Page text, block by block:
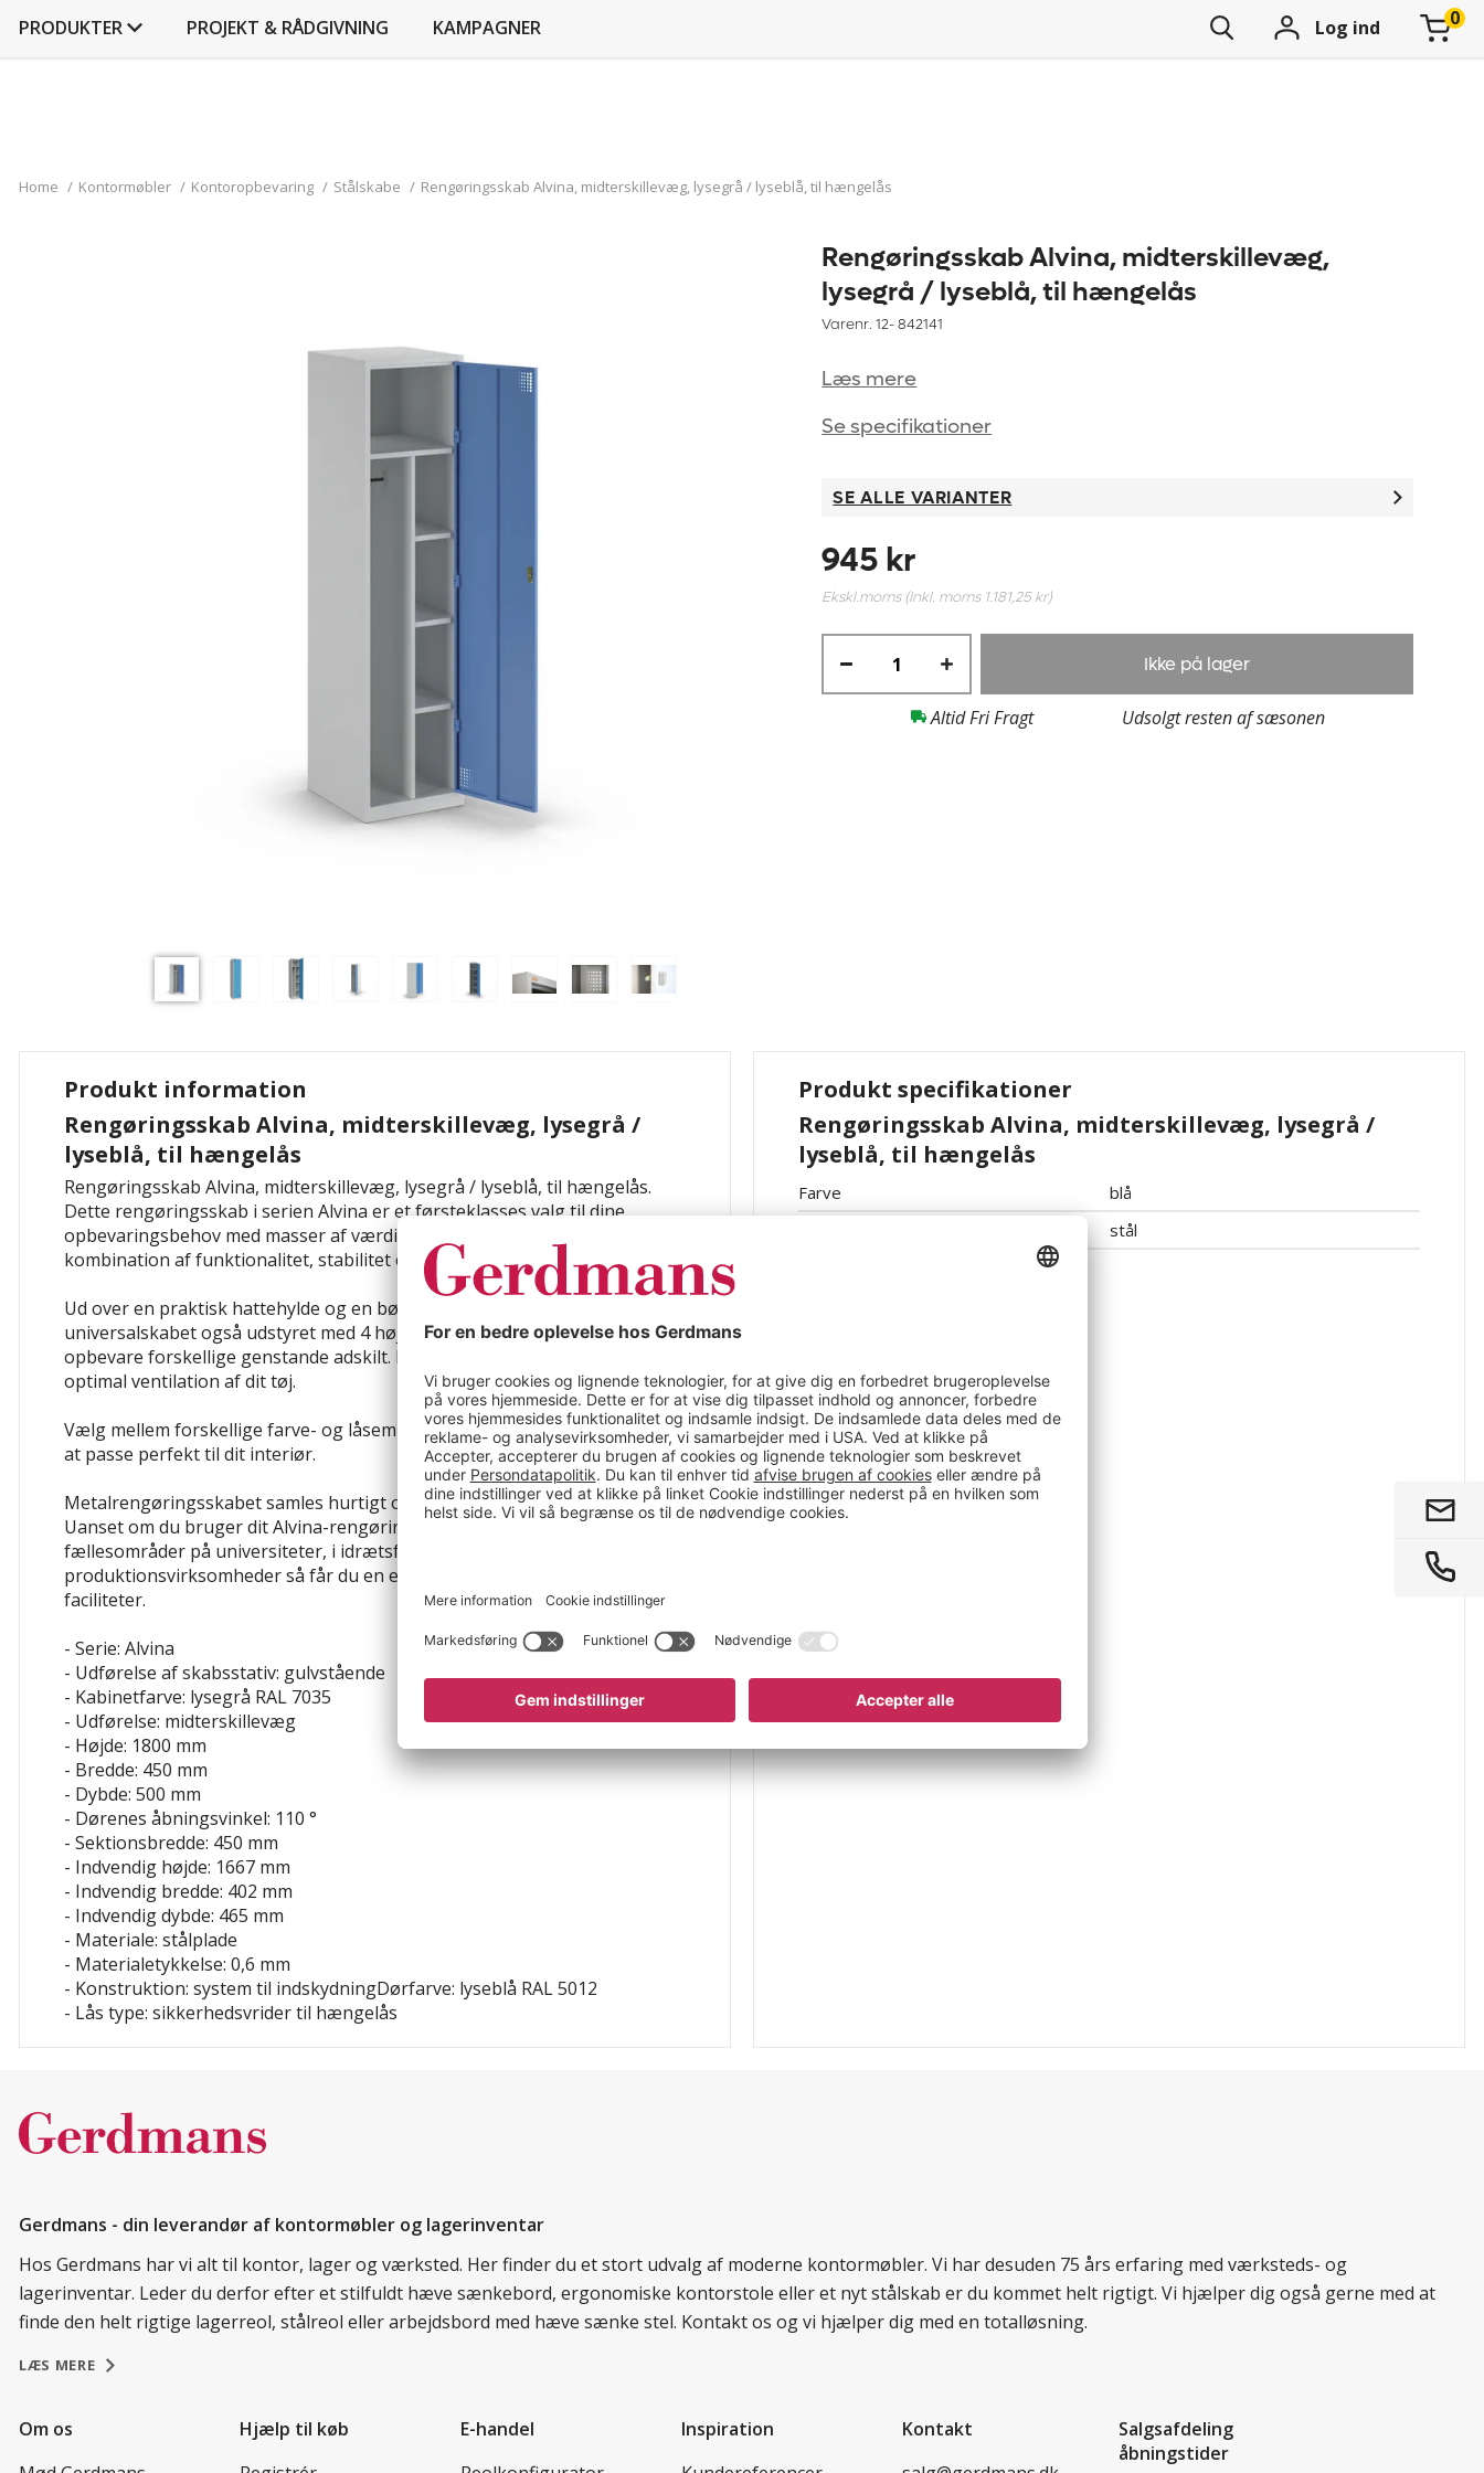
PRODUKTER PROJEKT & RÅDGIVNING KAMPAGNER Log ind
Home / Kontormøbler / Kontoropbevaring / Stålskabe / Rengøringsskab Alvina, midterskillevæg, lysegrå / lyseblå, til hængelås
Rengøringsskab Alvina, midterskillevæg,
lysegrå / lyseblå, til hængelås
Varenr. 12-842141
Læs mere
Se specifikationer
SE ALLE VARIANTER
945 kr
Ekskl.moms (Inkl. moms 1.181,25 kr)
Ikke på lager
Altid Fri Fragt Udsolgt resten af sæsonen
Produkt information
Rengøringsskab Alvina, midterskillevæg, lysegrå /
lyseblå, til hængelås
Rengøringsskab Alvina, midterskillevæg, lysegrå / lyseblå, til hængelås.
Dette rengøringsskab i serien Alvina er et førsteklasses valg til dine
opbevaringsbehov med masser af værdi for pengene og en perfekt
kombination af funktionalitet, stabilitet og moderne design.
Ud over en praktisk hattehylde og en bøjlestang inklusiv kroge er Alvina-
universalskabet også udstyret med 4 højdejusterbare hylder, så du kan
opbevare forskellige genstande adskilt. Perforeringerne i lågen sikrer en
optimal ventilation af dit tøj.
Vælg mellem forskellige farve- og låsemuligheder, og få universalskabet til
at passe perfekt til dit interiør.
Metalrengøringsskabet samles hurtigt og nemt – nem installation.
Uanset om du bruger dit Alvina-rengøringsskab i omklædningsrum og
fællesområder på universiteter, i idrætsforeninger eller i industri- og
produktionsvirksomheder så får du en effektiv opbevaringsløsning til dine
faciliteter.
- Serie: Alvina
- Udførelse af skabsstativ: gulvstående
- Kabinetfarve: lysegrå RAL 7035
- Udførelse: midterskillevæg
- Højde: 1800 mm
- Bredde: 450 mm
- Dybde: 500 mm
- Dørenes åbningsvinkel: 110 °
- Sektionsbredde: 450 mm
- Indvendig højde: 1667 mm
- Indvendig bredde: 402 mm
- Indvendig dybde: 465 mm
- Materiale: stålplade
- Materialetykkelse: 0,6 mm
- Konstruktion: system til indskydningDørfarve: lyseblå RAL 5012
- Lås type: sikkerhedsvrider til hængelås
Produkt specifikationer
Rengøringsskab Alvina, midterskillevæg, lysegrå /
lyseblå, til hængelås
Farve
blå
stål
Gerdmans - din leverandør af kontormøbler og lagerinventar
Hos Gerdmans har vi alt til kontor, lager og værksted. Her finder du et stort udvalg af moderne kontormøbler. Vi har desuden 75 års erfaring med værksteds- og
lagerinventar. Leder du derfor efter et stilfuldt hæve sænkebord, ergonomiske kontorstole eller et nyt stålskab er du kommet helt rigtigt. Vi hjælper dig også gerne med at
finde den helt rigtige lagerreol, stålreol eller arbejdsbord med hæve sænke stel. Kontakt os og vi hjælper dig med en totalløsning.
LÆS MERE
Om os
Hjælp til køb
E-handel
Inspiration
Kontakt
Salgsafdeling
åbningstider